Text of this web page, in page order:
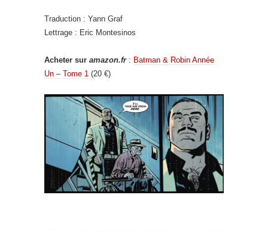
Traduction : Yann Graf
Lettrage : Eric Montesinos
Acheter sur amazon.fr: Batman & Robin Année
Un – Tome 1 (20 €)